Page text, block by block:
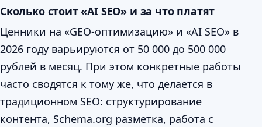
Сколько стоит «AI SEO» и за что платят
Ценники на «GEO-оптимизацию» и «AI SEO» в
2026 году варьируются от 50 000 до 500 000
рублей в месяц. При этом конкретные работы
часто сводятся к тому же, что делается в
традиционном SEO: структурирование
контента, Schema.org разметка, работа с